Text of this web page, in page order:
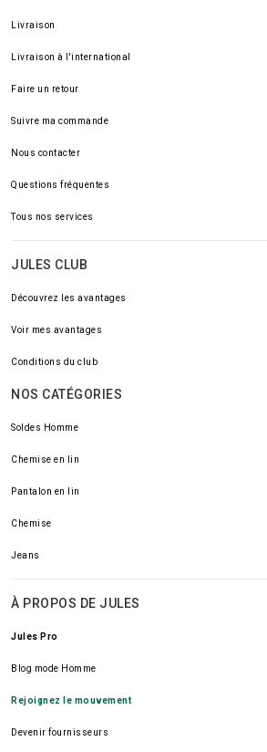
Livraison
Livraison à l'international
Faire un retour
Suivre ma commande
Nous contacter
Questions fréquentes
Tous nos services
JULES CLUB
Découvrez les avantages
Voir mes avantages
Conditions du club
NOS CATÉGORIES
Soldes Homme
Chemise en lin
Pantalon en lin
Chemise
Jeans
À PROPOS DE JULES
Jules Pro
Blog mode Homme
Rejoignez le mouvement
Devenir fournisseurs